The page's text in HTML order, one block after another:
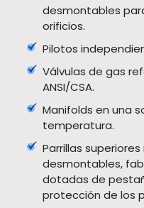
desmontables
orificios.
Pilotos
Válvulas de gas
ANSI/CSA.
Manifolds en una
temperatura.
Parrillas superiores
desmontables,
dotadas de
protección de los